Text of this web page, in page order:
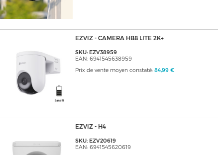
EZVIZ - CAMERA HB8 LITE 2K+
SKU: EZV38959
EAN: 6941545638959
Prix de vente moyen constaté: 84,99 €
EZVIZ - H4
SKU: EZV20619
EAN: 6941545620619